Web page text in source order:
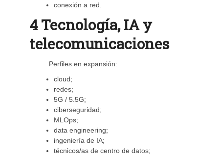
conexión a red.
4 Tecnología, IA y
telecomunicaciones
Perfiles en expansión:
cloud;
redes;
5G / 5.5G;
ciberseguridad;
MLOps;
data engineering;
ingeniería de IA;
técnicos/as de centro de datos;